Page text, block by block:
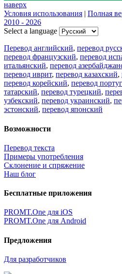
наверх
Условия использования | Полная
2010 - 2026
Select a language
Перевод английский, перевод
перевод французский, перевод
итальянский, перевод
перевод иврит, перевод казахский,
перевод корейский, перевод
татарский, перевод турецкий,
узбекский, перевод украинский,
эстонский, перевод японский
Возможности
Перевод текста
Примеры употребления
Склонение и спряжение
Наш блог
Бесплатные приложения
PROMT.One для iOS
PROMT.One для Android
Предложения
Для разработчиков